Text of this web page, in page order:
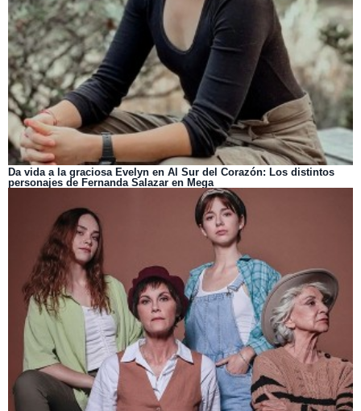
Da vida a la graciosa Evelyn en Al Sur del Corazón: Los distintos
personajes de Fernanda Salazar en Mega